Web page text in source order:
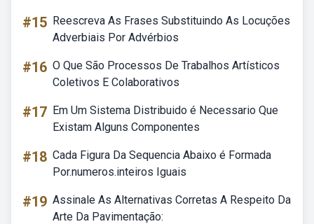
#15 Reescreva As Frases Substituindo As Locuções
Adverbiais Por Advérbios
#16 O Que São Processos De Trabalhos Artísticos
Coletivos E Colaborativos
#17 Em Um Sistema Distribuido é Necessario Que
Existam Alguns Componentes
#18 Cada Figura Da Sequencia Abaixo é Formada
Por.numeros.inteiros Iguais
#19 Assinale As Alternativas Corretas A Respeito Da
Arte Da Pavimentação: